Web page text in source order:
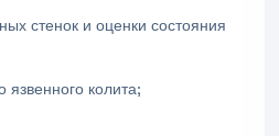
стенок и оценки состояния
язвенного колита;